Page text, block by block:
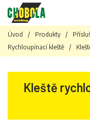
Úvod / Produkty /
Rychloupínací kleště
/
Kleště